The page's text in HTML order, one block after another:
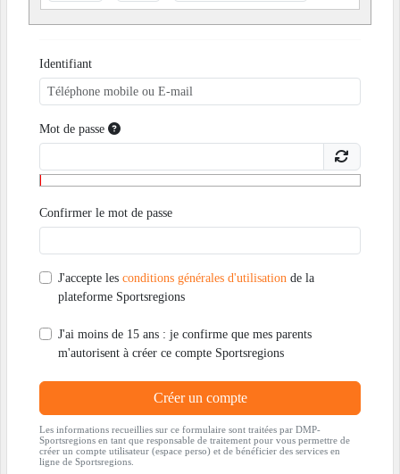
Identifiant
Mot de passe
Confirmer le mot de passe
J'accepte les conditions générales d'utilisation de la
plateforme Sportsregions
J'ai moins de 15 ans : je confirme que mes parents
m'autorisent à créer ce compte Sportsregions
Créer un compte
Les informations recueillies sur ce formulaire sont traitées par DMP-
Sportsregions en tant que responsable de traitement pour vous permettre de
créer un compte utilisateur (espace perso) et de bénéficier des services en
ligne de Sportsregions.